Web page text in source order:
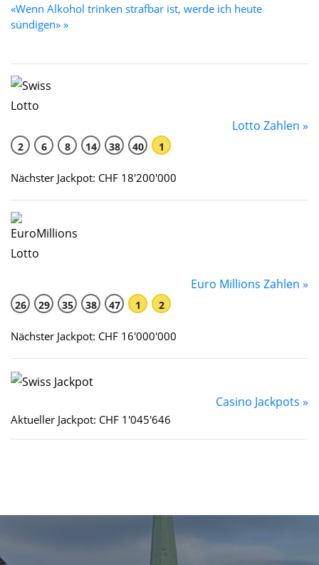
«Wenn Alkohol trinken strafbar ist, werde ich heute
sündigen» »
Lotto Zahlen »
2 6 8 14 38 40 1
Nächster Jackpot: CHF 18'200'000
Euro Millions Zahlen »
26 29 35 38 47 1 2
Nächster Jackpot: CHF 16'000'000
Casino Jackpots »
Aktueller Jackpot: CHF 1'045'646